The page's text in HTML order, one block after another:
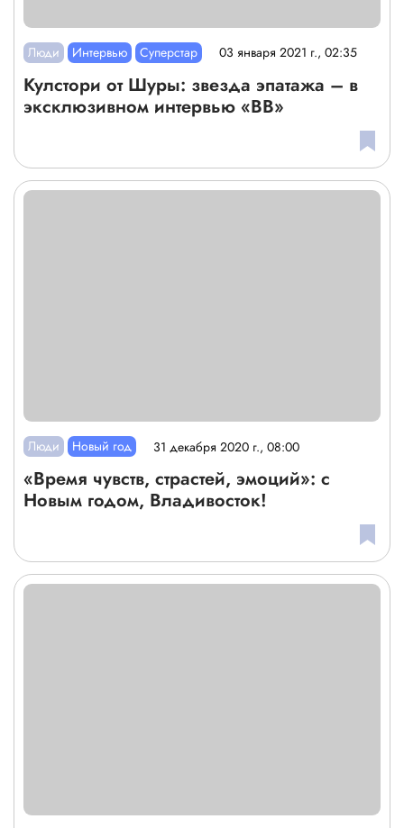
Люди Интервью Суперстар 03 января 2021 г., 02:35
Кулстори от Шуры: звезда эпатажа – в
эксклюзивном интервью «ВВ»
Люди Новый год 31 декабря 2020 г., 08:00
«Время чувств, страстей, эмоций»: с
Новым годом, Владивосток!